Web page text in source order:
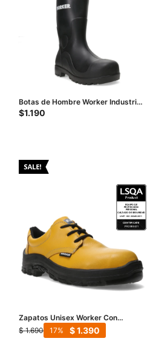
Botas de Hombre Worker Industrial
con puntera Acero - Negro
$1.190
Zapatos Unisex Worker Con
Puntera Composite - Amarillo
$ 1.690 $ 1.390
17